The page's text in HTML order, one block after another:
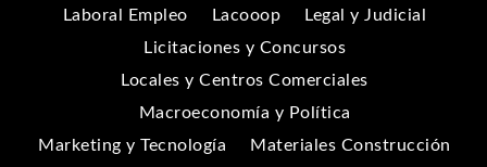
Laboral Empleo
Lacooop
Legal y Judicial
Licitaciones y Concursos
Locales y Centros Comerciales
Macroeconomía y Política
Marketing y Tecnología
Materiales Construcción